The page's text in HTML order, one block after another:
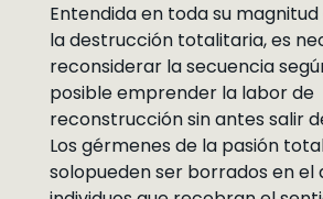
Entendida en toda su
la destrucción totalitaria, es
reconsiderar la secuencia
posible emprender la labor de
reconstrucción sin antes salir
Los gérmenes de la pasión
solopueden ser borrados en el